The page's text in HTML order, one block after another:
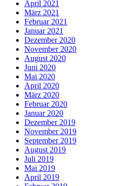
April 2021
März 2021
Februar 2021
Januar 2021
Dezember 2020
November 2020
August 2020
Juni 2020
Mai 2020
April 2020
März 2020
Februar 2020
Januar 2020
Dezember 2019
November 2019
September 2019
August 2019
Juli 2019
Mai 2019
April 2019